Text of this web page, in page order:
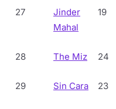
27
Jinder
Mahal
19
28 The Miz 24
29 Sin Cara 23